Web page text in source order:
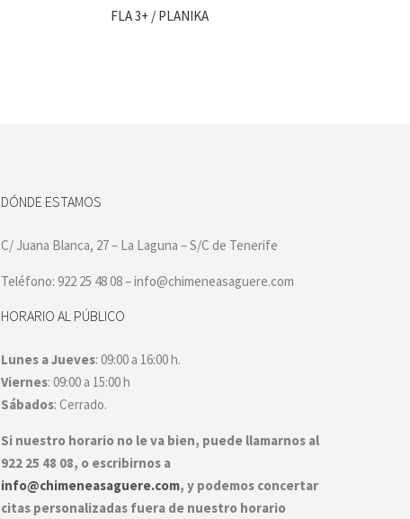
FLA 3+ / PLANIKA
DÓNDE ESTAMOS
C/ Juana Blanca, 27 – La Laguna – S/C de Tenerife
Teléfono: 922 25 48 08 – info@chimeneasaguere.com
HORARIO AL PÚBLICO
Lunes a Jueves: 09:00 a 16:00 h.
Viernes: 09:00 a 15:00 h
Sábados: Cerrado.
Si nuestro horario no le va bien, puede llamarnos al
922 25 48 08, o escribirnos a
info@chimeneasaguere.com, y podemos concertar
citas personalizadas fuera de nuestro horario